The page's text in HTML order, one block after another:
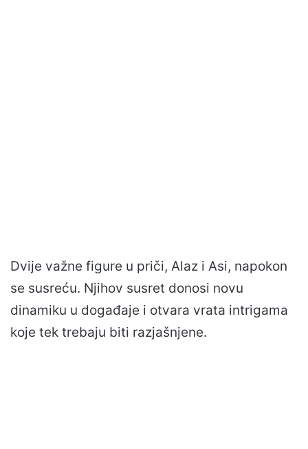
Dvije važne figure u priči, Alaz i Asi, napokon
se susreću. Njihov susret donosi novu
dinamiku u događaje i otvara vrata intrigama
koje tek trebaju biti razjašnjene.